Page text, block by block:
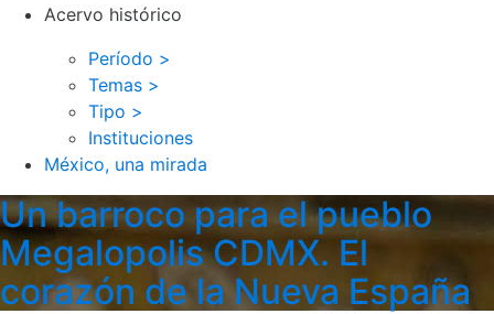
Acervo histórico
Período >
Temas >
Tipo >
Instituciones
México, una mirada
Un barroco para el pueblo
Megalopolis CDMX. El
corazón de la Nueva España